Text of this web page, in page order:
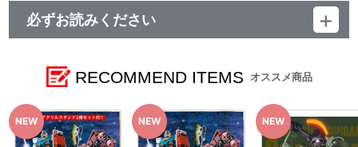
必ずお読みください
販売元 株式会社ソニー・ミュージックソリューションズ
RECOMMEND ITEMS オススメ商品